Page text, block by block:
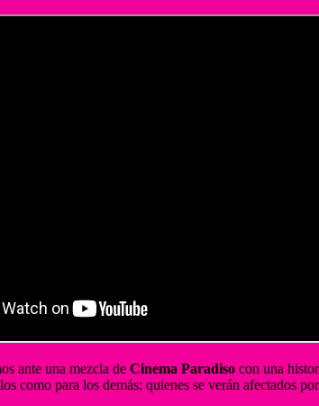
ante una mezcla de Cinema Paradiso con una
como para los demás; quienes se verán afectados